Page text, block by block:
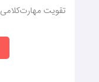
تقویت مهارت‌کلامی (3-1